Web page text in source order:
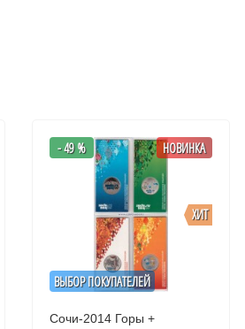
ВЫБОР ПОКУПАТЕЛЕЙ
ХИТ
- 49 % НОВИНКА
Сочи-2014 Горы +